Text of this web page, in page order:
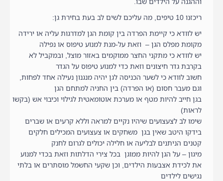
וההגנה על הילדים שבו.
ריכזנו 10 טיפים, מה עליכם לשים לב בעת בחירת גן:
יש לוודא כי קיימת הפרדה בין קומת הגן למדרגות עליה או ירידה
מקומת מפלס הגן – וזאת על-מנת למנוע טיפוס או נפילה
יש לוודא כי מתקני החצר ממוקמים באזור מוצל, ובמקביל לא
בקרבת גדר חיצונים וזאת כדי למנוע טיפוס על הגדר
חשוב לוודא כי לשער הכניסה לגן יהיה מנגנון נעילה אחד לפחות,
וגם מעבר חסום (או הפרדה) בין החניה למתחם הגן
בגן חייב להיות מטף או מערכת אוטומאטית לגילוי וכיבוי אש (בקשו
לראות)
שימו לב לצעצועים שיהיו נקיים למראה וללא קרעים או שברים
בידקו היטב שאין בגן משחקים או צעצועים המכילים חלקים
קטנים הניתנים לבליעה או חלילה יכולים לגרום לחנק
מיגון – על הגן להיות ממוגן בכל צירי הדלתות וזאת בכדי למנוע
את לכידת אצבעות הילדים, וכן שקעי החשמל מוסתרים או בלתי
נגישים לילדים